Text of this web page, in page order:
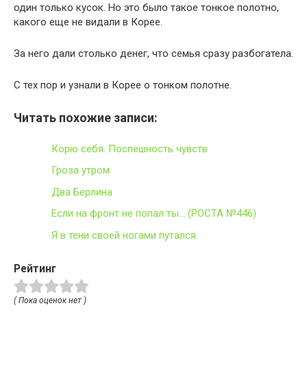
один только кусок. Но это было такое тонкое полотно,
какого еще не видали в Корее.
За него дали столько денег, что семья сразу разбогатела.
С тех пор и узнали в Корее о тонком полотне.
Читать похожие записи:
Корю себя. Поспешность чувств
Гроза утром
Два Берлина
Если на фронт не попал ты… (РОСТА №446)
Я в тени своей ногами путался
Рейтинг
( Пока оценок нет )